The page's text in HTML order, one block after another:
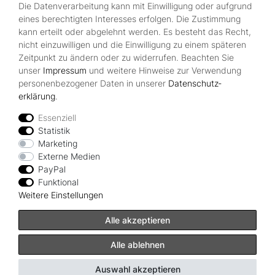
Kontakt
Über Uns
Zahlungsmöglichkeiten
Rechtliches
Widerrufsrecht
Impressum
Datenschutzerklärung
AGB
Vertrag widerrufen
Zahlungsarten
© Copyright Albatros Onlineshop 2024 | Alle Rechte vorbehalten.
Die Datenverarbeitung kann mit Einwilligung oder aufgrund
eines berechtigten Interesses erfolgen. Die Zustimmung
kann erteilt oder abgelehnt werden. Es besteht das Recht,
nicht einzuwilligen und die Einwilligung zu einem späteren
Zeitpunkt zu ändern oder zu widerrufen. Beachten Sie
unser Impressum und weitere Hinweise zur Verwendung
personenbezogener Daten in unserer Daten­schutz­
erklärung.
Essenziell
Statistik
Marketing
Externe Medien
PayPal
Funktional
Weitere Einstellungen
Alle akzeptieren
Alle ablehnen
Auswahl akzeptieren